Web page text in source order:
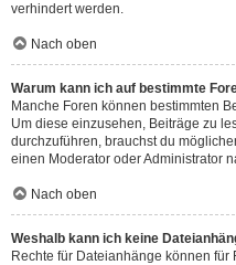
verhindert werden.
Nach oben
Warum kann ich auf bestimmte
Manche Foren können bestimmten
Um diese einzusehen, Beiträge zu
durchzuführen, brauchst du
einen Moderator oder Administrator
Nach oben
Weshalb kann ich keine
Rechte für Dateianhänge können